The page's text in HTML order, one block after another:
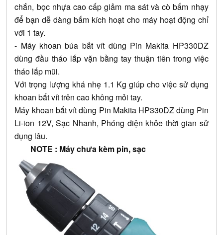
chắn, bọc nhựa cao cấp giảm ma sát và cò bấm nhạy
để bạn dễ dàng bấm kích hoạt cho máy hoạt động chỉ
với 1 tay.
- Máy khoan búa bắt vít dùng Pin Makita HP330DZ
dùng đầu tháo lắp vặn bằng tay thuận tiên trong việc
tháo lắp mũi.
Với trọng lượng khá nhẹ 1.1 Kg giúp cho việc sử dụng
khoan bắt vít trên cao không mỏi tay.
Máy khoan bắt vít dùng Pin Makita HP330DZ dùng Pin
Li-ion 12V, Sạc Nhanh, Phóng điện khỏe thời gian sử
dụng lâu.
NOTE : Máy chưa kèm pin, sạc